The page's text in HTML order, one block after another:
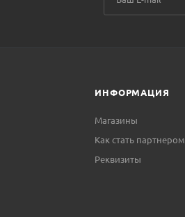
ИНФОРМАЦИЯ
Магазины
Как стать партнером
Реквизиты